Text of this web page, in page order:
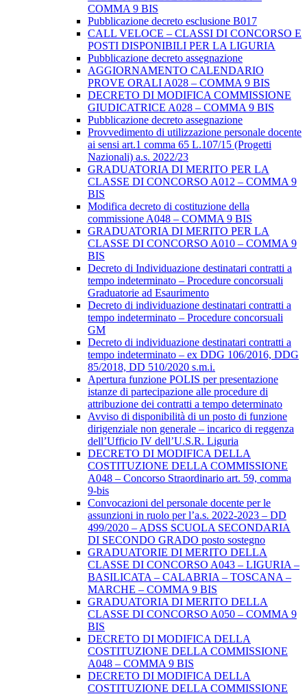
COMMA 9 BIS
Pubblicazione decreto esclusione B017
CALL VELOCE – CLASSI DI CONCORSO E
POSTI DISPONIBILI PER LA LIGURIA
Pubblicazione decreto assegnazione
AGGIORNAMENTO CALENDARIO
PROVE ORALI A028 – COMMA 9 BIS
DECRETO DI MODIFICA COMMISSIONE
GIUDICATRICE A028 – COMMA 9 BIS
Pubblicazione decreto assegnazione
Provvedimento di utilizzazione personale docente
ai sensi art.1 comma 65 L.107/15 (Progetti
Nazionali) a.s. 2022/23
GRADUATORIA DI MERITO PER LA
CLASSE DI CONCORSO A012 – COMMA 9
BIS
Modifica decreto di costituzione della
commissione A048 – COMMA 9 BIS
GRADUATORIA DI MERITO PER LA
CLASSE DI CONCORSO A010 – COMMA 9
BIS
Decreto di Individuazione destinatari contratti a
tempo indeterminato – Procedure concorsuali
Graduatorie ad Esaurimento
Decreto di individuazione destinatari contratti a
tempo indeterminato – Procedure concorsuali
GM
Decreto di individuazione destinatari contratti a
tempo indeterminato – ex DDG 106/2016, DDG
85/2018, DD 510/2020 s.m.i.
Apertura funzione POLIS per presentazione
istanze di partecipazione alle procedure di
attribuzione dei contratti a tempo determinato
Avviso di disponibilità di un posto di funzione
dirigenziale non generale – incarico di reggenza
dell’Ufficio IV dell’U.S.R. Liguria
DECRETO DI MODIFICA DELLA
COSTITUZIONE DELLA COMMISSIONE
A048 – Concorso Straordinario art. 59, comma
9-bis
Convocazioni del personale docente per le
assunzioni in ruolo per l’a.s. 2022-2023 – DD
499/2020 – ADSS SCUOLA SECONDARIA
DI SECONDO GRADO posto sostegno
GRADUATORIE DI MERITO DELLA
CLASSE DI CONCORSO A043 – LIGURIA –
BASILICATA – CALABRIA – TOSCANA –
MARCHE – COMMA 9 BIS
GRADUATORIA DI MERITO DELLA
CLASSE DI CONCORSO A050 – COMMA 9
BIS
DECRETO DI MODIFICA DELLA
COSTITUZIONE DELLA COMMISSIONE
A048 – COMMA 9 BIS
DECRETO DI MODIFICA DELLA
COSTITUZIONE DELLA COMMISSIONE